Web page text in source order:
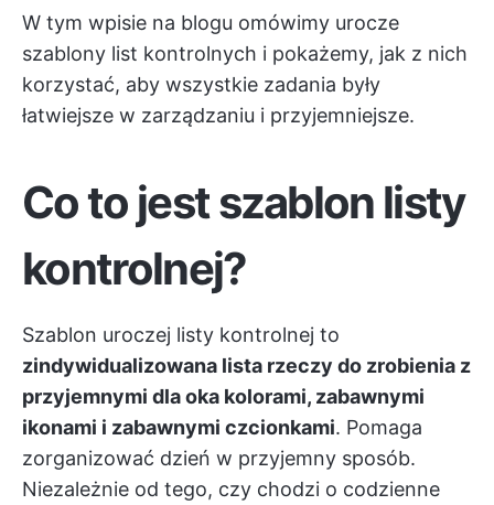
W tym wpisie na blogu omówimy urocze
szablony list kontrolnych i pokażemy, jak z nich
korzystać, aby wszystkie zadania były
łatwiejsze w zarządzaniu i przyjemniejsze.
Co to jest szablon listy
kontrolnej?
Szablon uroczej listy kontrolnej to
zindywidualizowana lista rzeczy do zrobienia z
przyjemnymi dla oka kolorami, zabawnymi
ikonami i zabawnymi czcionkami. Pomaga
zorganizować dzień w przyjemny sposób.
Niezależnie od tego, czy chodzi o codzienne